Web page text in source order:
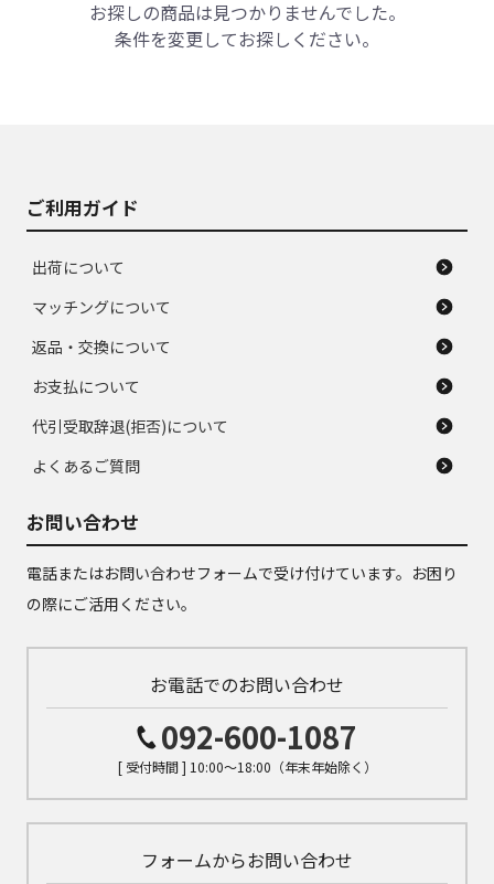
お探しの商品は見つかりませんでした。
条件を変更してお探しください。
ご利用ガイド
出荷について
マッチングについて
返品・交換について
お支払について
代引受取辞退(拒否)について
よくあるご質問
お問い合わせ
電話またはお問い合わせフォームで受け付けています。お困り
の際にご活用ください。
お電話でのお問い合わせ
092-600-1087
[ 受付時間 ] 10:00～18:00（年末年始除く）
フォームからお問い合わせ